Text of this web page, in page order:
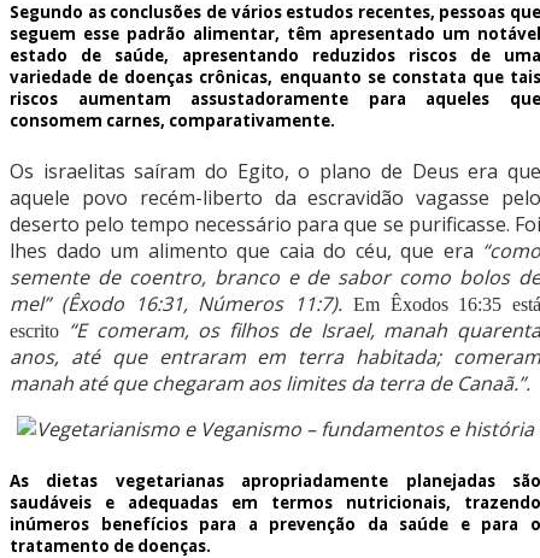
Segundo as conclusões de vários estudos recentes, pessoas que
seguem esse padrão alimentar, têm apresentado um notável
estado de saúde, apresentando reduzidos riscos de uma
variedade de doenças crônicas, enquanto se constata que tais
riscos aumentam assustadoramente para aqueles que
consomem carnes, comparativamente.
Os israelitas saíram do Egito, o plano de Deus era que
aquele povo recém-liberto da escravidão vagasse pelo
deserto pelo tempo necessário para que se purificasse. Foi
lhes dado um alimento que caia do céu, que era “como
semente de coentro, branco e de sabor como bolos de
mel” (Êxodo 16:31, Números 11:7). Em Êxodos 16:35 está
escrito “E comeram, os filhos de Israel, manah quarenta
anos, até que entraram em terra habitada; comeram
manah até que chegaram aos limites da terra de Canaã.”.
As dietas vegetarianas apropriadamente planejadas são
saudáveis e adequadas em termos nutricionais, trazendo
inúmeros benefícios para a prevenção da saúde e para o
tratamento de doenças.